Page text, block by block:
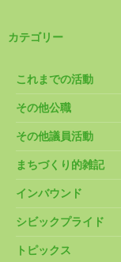
カテゴリー
これまでの活動
その他公職
その他議員活動
まちづくり的雑記
インバウンド
シビックプライド
トピックス